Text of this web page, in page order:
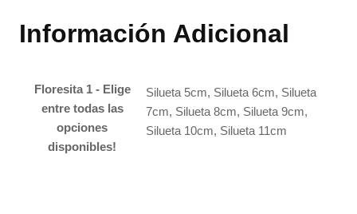
Información Adicional
Floresita 1 - Elige
entre todas las
opciones
disponibles!
Silueta 5cm, Silueta 6cm, Silueta
7cm, Silueta 8cm, Silueta 9cm,
Silueta 10cm, Silueta 11cm